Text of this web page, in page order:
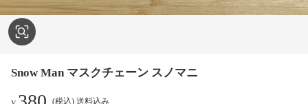
Snow Man マスクチェーン スノマニ
(税込) 送料込み